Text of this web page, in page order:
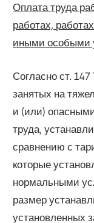
Оплата труда
работах,
иными особыми
Согласно ст.
занятых на
и (или)
труда,
сравнению с
которые
нормальными
размер
установленных